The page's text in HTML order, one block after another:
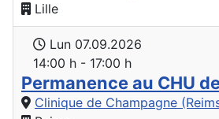
Lille
Lun 07.09.2026
14:00 h - 17:00 h
Permanence au CHU
Clinique de Champagne